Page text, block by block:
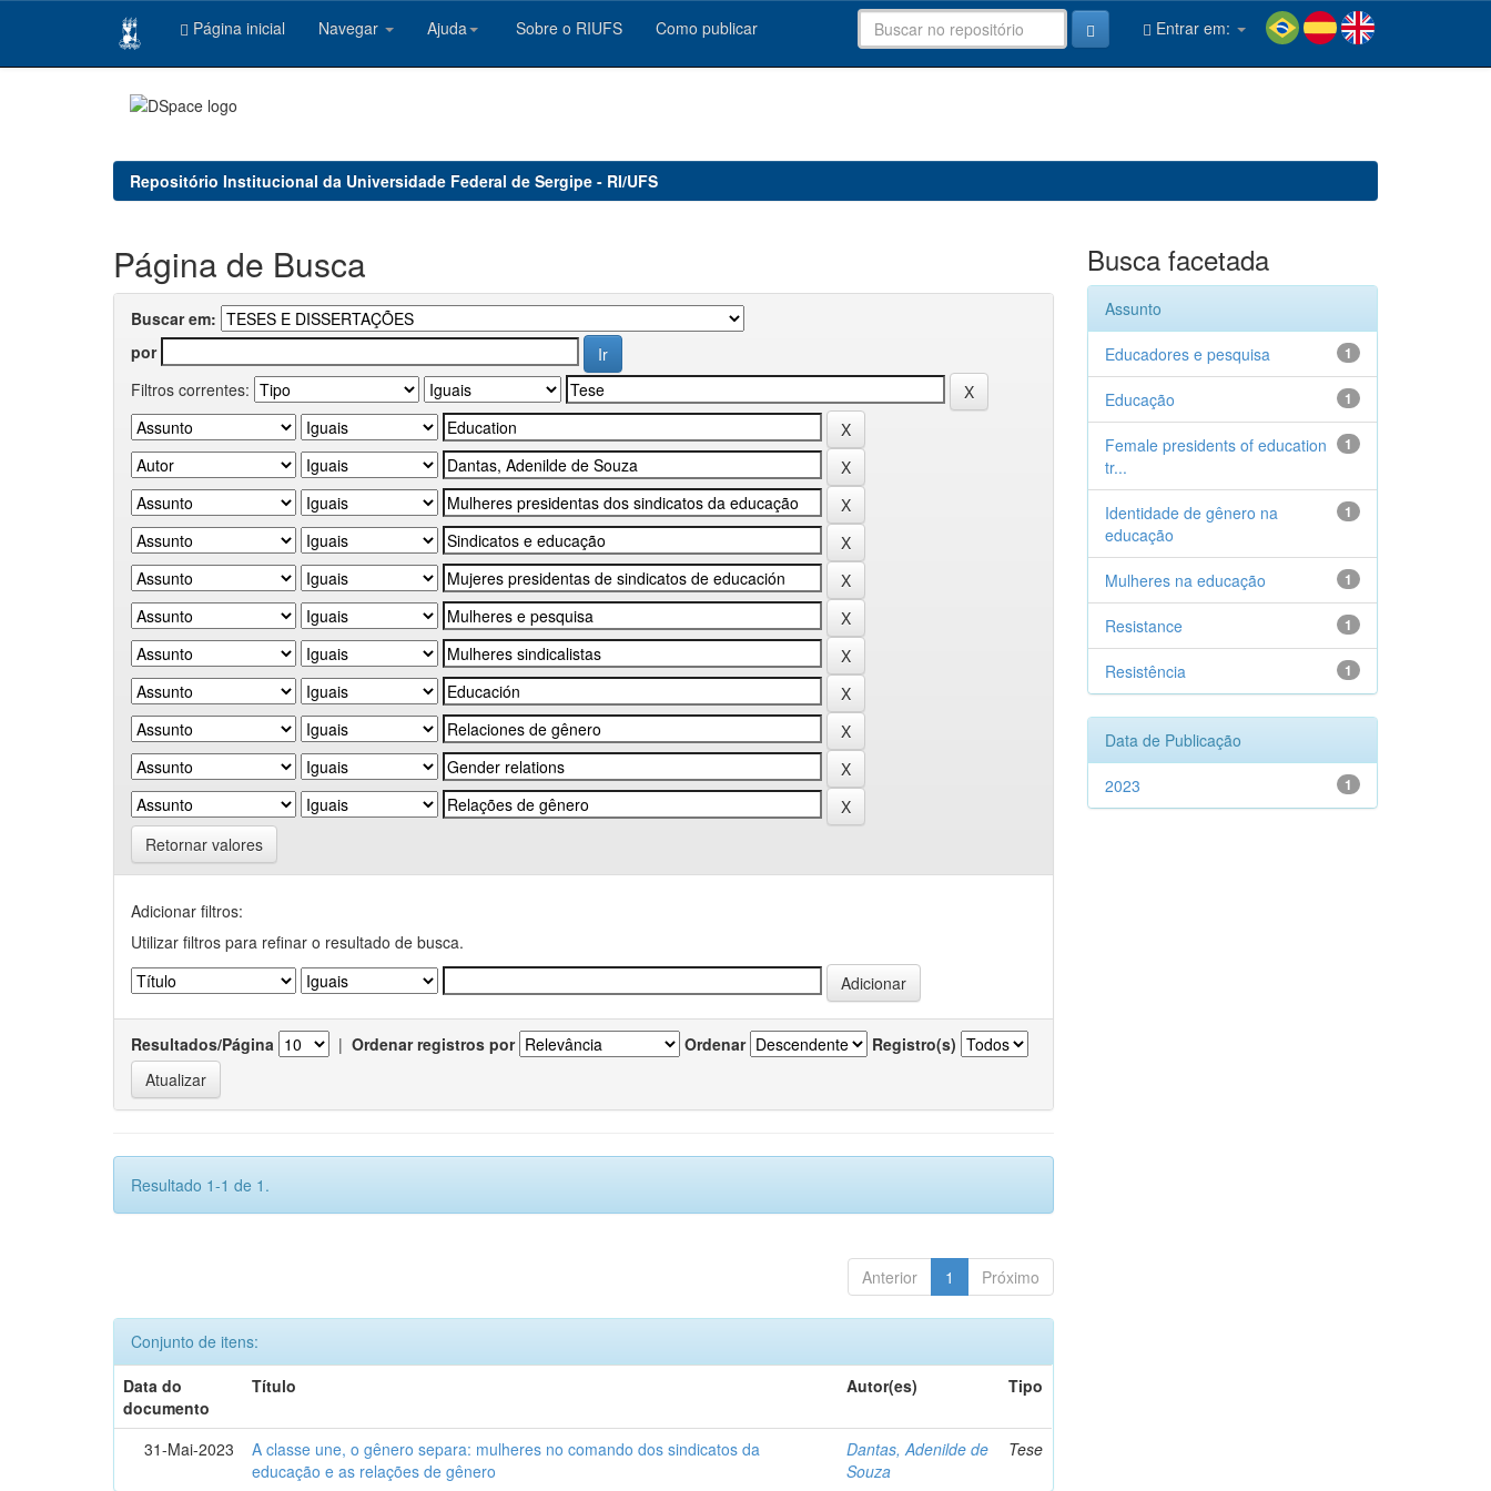
Página inicial Navegar Ajuda Sobre o RIUFS Como publicar Entrar em:
Repositório Institucional da Universidade Federal de Sergipe - RI/UFS
Página de Busca
Buscar em:
por
Filtros correntes:
Retornar valores
Adicionar filtros:
Utilizar filtros para refinar o resultado de busca.
Resultados/Página | Ordenar registros por Ordenar Registro(s)
Resultado 1-1 de 1.
Anterior 1 Próximo
Conjunto de itens:
Data do
documento
Título Autor(es) Tipo
31-Mai-2023
A classe une, o gênero separa: mulheres no comando dos sindicatos da
educação e as relações de gênero
Dantas, Adenilde de
Souza
Tese
Busca facetada
Assunto
1
Educadores e pesquisa
1
Educação
1
Female presidents of education
tr...
1
Identidade de gênero na
educação
1
Mulheres na educação
1
Resistance
1
Resistência
Data de Publicação
1
2023